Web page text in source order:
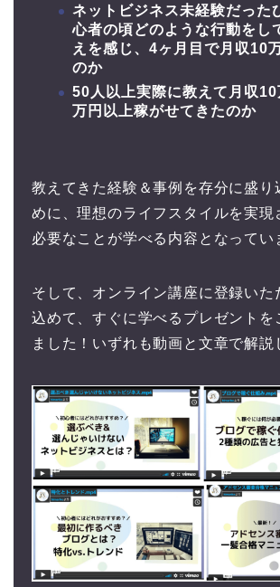
ネットビジネス未経験だった
心者の頃どのような行動をし
えを感じ、4ヶ月目で月収10
のか
50人以上実際に教えて月収
万円以上稼がせてきたのか
教えてきた経験＆事例を存分に盛り
めに、理想のライフスタイルを実現
必要なことが学べる内容となってい
そして、オンライン講座に登録いた
込めて、すぐに学べるプレゼントを
ました！いずれも動画と文章で解